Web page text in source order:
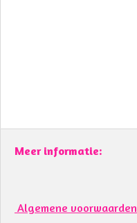
Meer informatie:
Algemene voorwaarden